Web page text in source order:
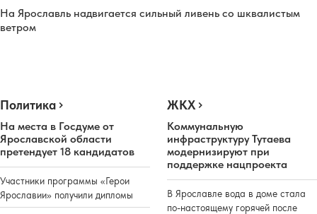
На Ярославль надвигается сильный ливень со шквалистым
ветром
Политика
На места в Госдуме от
Ярославской области
претендует 18 кандидатов
Участники программы «Герои
Ярославии» получили дипломы
ЖКХ
Коммунальную
инфраструктуру Тутаева
модернизируют при
поддержке нацпроекта
В Ярославле вода в доме стала
по-настоящему горячей после